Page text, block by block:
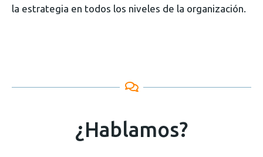
la estrategia en todos los niveles de la organización.
¿Hablamos?